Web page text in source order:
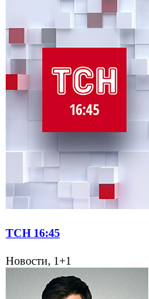
ТСН 16:45
Новости, 1+1